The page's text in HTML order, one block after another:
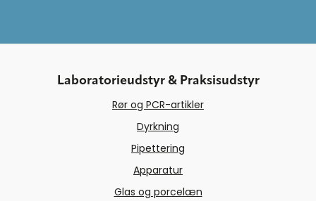
Laboratorieudstyr & Praksisudstyr
Rør og PCR-artikler
Dyrkning
Pipettering
Apparatur
Glas og porcelæn